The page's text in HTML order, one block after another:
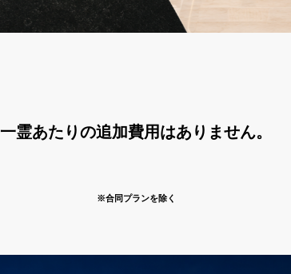
一霊あたりの追加費用はありません。
※合同プランを除く